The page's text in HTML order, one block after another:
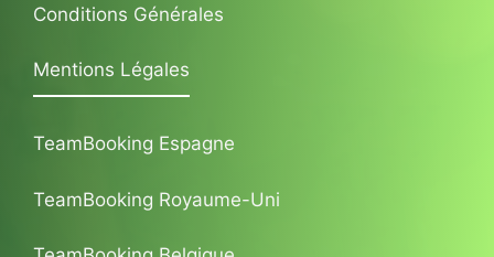
Conditions Générales
Mentions Légales
TeamBooking Espagne
TeamBooking Royaume-Uni